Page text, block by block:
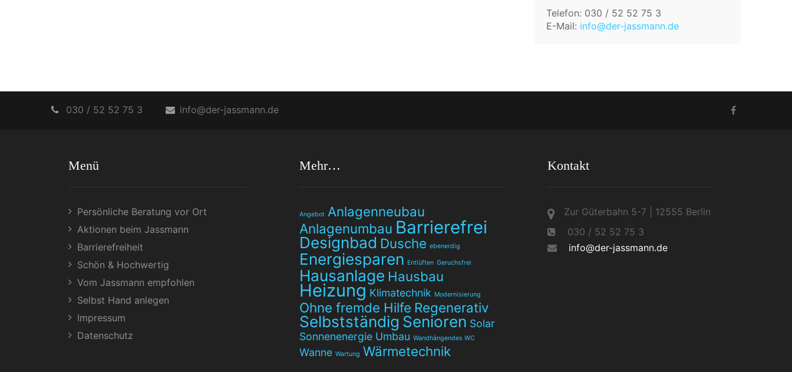
Telefon: 030 / 52 52 75 3
E-Mail: info@der-jassmann.de
030 / 52 52 75 3 info@der-jassmann.de
Menü
Persönliche Beratung vor Ort
Aktionen beim Jassmann
Barrierefreiheit
Schön & Hochwertig
Vom Jassmann empfohlen
Selbst Hand anlegen
Impressum
Datenschutz
Mehr…
Angebot Anlagenneubau
Anlagenumbau Barrierefrei
Designbad Dusche ebenerdig
Energiesparen Entlüften Geruchsfrei
Hausanlage Hausbau
Heizung Klimatechnik Modernisierung
Ohne fremde Hilfe Regenerativ
Selbstständig Senioren Solar
Sonnenenergie Umbau Wandhängendes WC
Wanne Wartung Wärmetechnik
Kontakt
Zur Güterbahn 5-7 | 12555 Berlin
030 / 52 52 75 3
info@der-jassmann.de